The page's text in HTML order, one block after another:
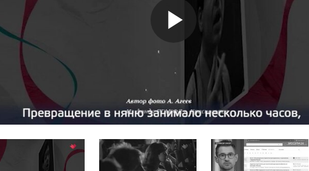
Play
Video